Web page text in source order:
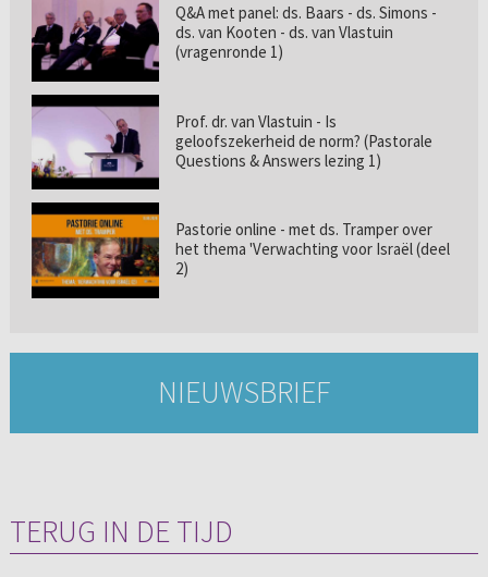
Q&A met panel: ds. Baars - ds. Simons -
ds. van Kooten - ds. van Vlastuin
(vragenronde 1)
Prof. dr. van Vlastuin - Is
geloofszekerheid de norm? (Pastorale
Questions & Answers lezing 1)
Pastorie online - met ds. Tramper over
het thema 'Verwachting voor Israël (deel
2)
NIEUWSBRIEF
TERUG IN DE TIJD